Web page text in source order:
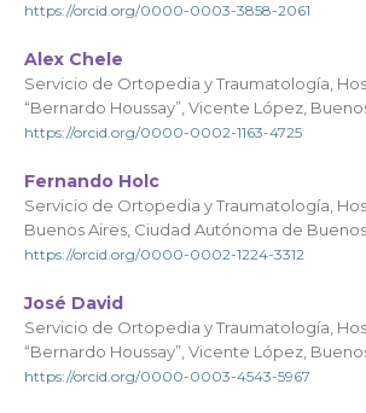
https://orcid.org/0000-0003-3858-2061
Alex Chele
Servicio de Ortopedia y Traumatología,
“Bernardo Houssay”, Vicente López,
https://orcid.org/0000-0002-1163-4725
Fernando Holc
Servicio de Ortopedia y Traumatología,
Buenos Aires, Ciudad Autónoma de
https://orcid.org/0000-0002-1224-3312
José David
Servicio de Ortopedia y Traumatología,
“Bernardo Houssay”, Vicente López,
https://orcid.org/0000-0003-4543-5967